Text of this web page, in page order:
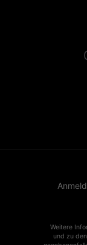
Weitere
und zu